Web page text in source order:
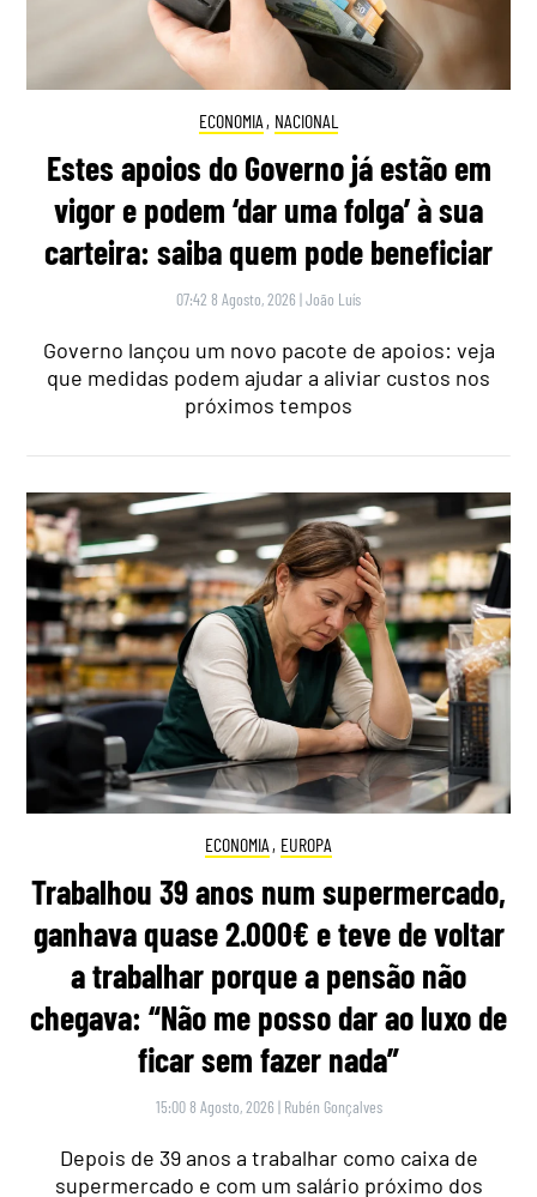
ECONOMIA , NACIONAL
Estes apoios do Governo já estão em
vigor e podem ‘dar uma folga’ à sua
carteira: saiba quem pode beneficiar
07:42 8 Agosto, 2026 |João Luís
Governo lançou um novo pacote de apoios: veja
que medidas podem ajudar a aliviar custos nos
próximos tempos
ECONOMIA , EUROPA
Trabalhou 39 anos num supermercado,
ganhava quase 2.000€ e teve de voltar
a trabalhar porque a pensão não
chegava: “Não me posso dar ao luxo de
ficar sem fazer nada”
15:00 8 Agosto, 2026 | Rubén Gonçalves
Depois de 39 anos a trabalhar como caixa de
supermercado e com um salário próximo dos